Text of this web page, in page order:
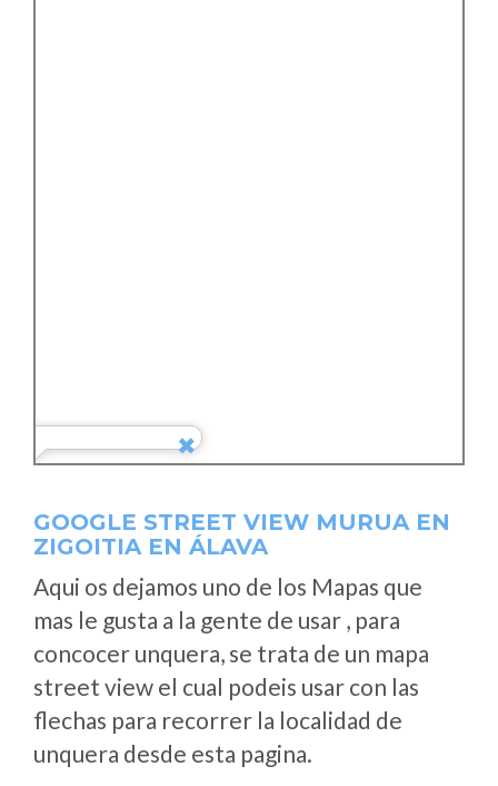
GOOGLE STREET VIEW MURUA EN
ZIGOITIA EN ÁLAVA
Aqui os dejamos uno de los Mapas que
mas le gusta a la gente de usar , para
concocer unquera, se trata de un mapa
street view el cual podeis usar con las
flechas para recorrer la localidad de
unquera desde esta pagina.